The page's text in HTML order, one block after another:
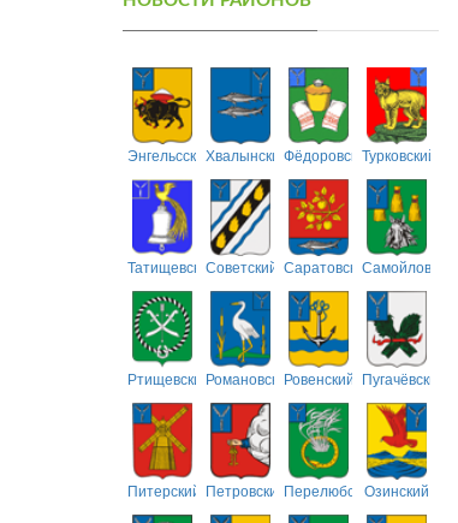
ЭнгельсскийХвалынскийФёдоровскийТурковский
ТатищевскийСоветский СаратовскийСамойловский
РтищевскийРомановскийРовенский Пугачёвский
Питерский ПетровскийПерелюбскийОзинский